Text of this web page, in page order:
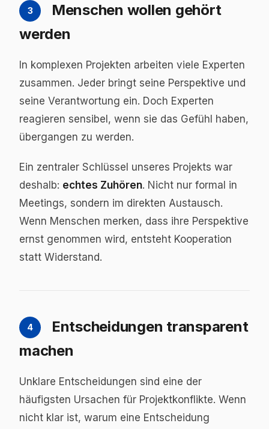
3
Menschen wollen gehört
werden
In komplexen Projekten arbeiten viele Experten
zusammen. Jeder bringt seine Perspektive und
seine Verantwortung ein. Doch Experten
reagieren sensibel, wenn sie das Gefühl haben,
übergangen zu werden.
Ein zentraler Schlüssel unseres Projekts war
deshalb: echtes Zuhören. Nicht nur formal in
Meetings, sondern im direkten Austausch.
Wenn Menschen merken, dass ihre Perspektive
ernst genommen wird, entsteht Kooperation
statt Widerstand.
4
Entscheidungen transparent
machen
Unklare Entscheidungen sind eine der
häufigsten Ursachen für Projektkonflikte. Wenn
nicht klar ist, warum eine Entscheidung